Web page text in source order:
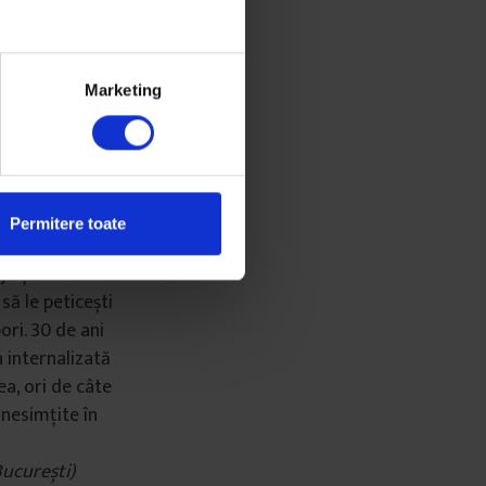
Marketing
Permitere toate
visez cu
l pe
să nu…”,
lucru…”,
și cum se
sau
ți-ai frânt
le peticești
30 de ani
internalizată
ori de câte
în